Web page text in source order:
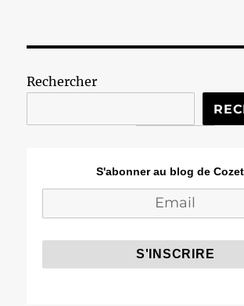
Rechercher
S'abonner au blog de